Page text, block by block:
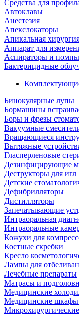
Средства для
Автоклавы
Анестезия
Апекслокаторы
Апикальная
Аппарат для
Аспираторы и помпы
Бактерицидные
Бинокулярные лупы
Бормашины
Боры и фрезы
Вакуумные
Вращающиеся
Вытяжные
Гласперленовые
Дезинфицирующие
Деструкторы для игл
Детские
Дефибрилляторы
Дистилляторы
Запечатывающие
Интраоральная
Интраоральные
Кожухи для
Костные скребки
Кресло
Лампы для
Лечебные препараты
Матрасы и
Медицинские
Медицинские